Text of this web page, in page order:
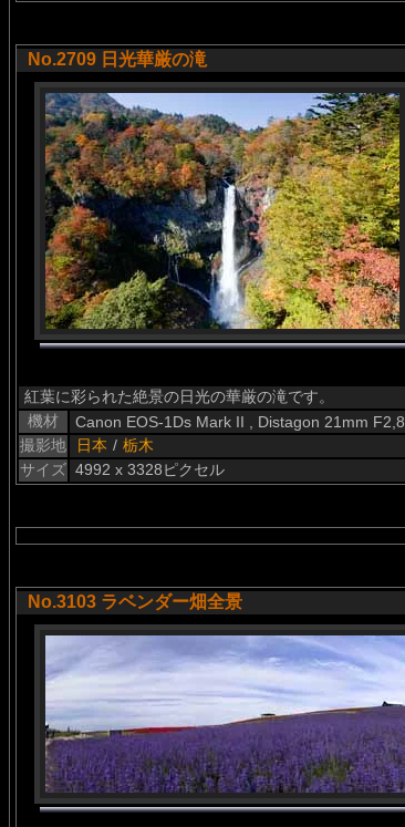
No.2709 日光華厳の滝
紅葉に彩られた絶景の日光の華厳の滝です。
機材
Canon EOS-1Ds Mark II , Distagon 21mm F2,8
撮影地
日本 / 栃木
サイズ 4992 x 3328ピクセル
No.3103 ラベンダー畑全景